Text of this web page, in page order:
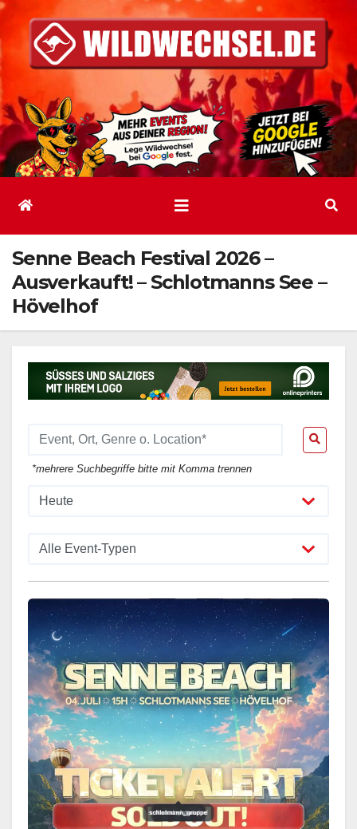
Inhalt
springen
Senne Beach Festival 2026 –
Ausverkauft! – Schlotmanns See –
Hövelhof
*mehrere Suchbegriffe bitte mit Komma trennen